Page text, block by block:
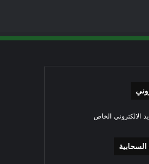
الالكتروني الخاص
السحابية